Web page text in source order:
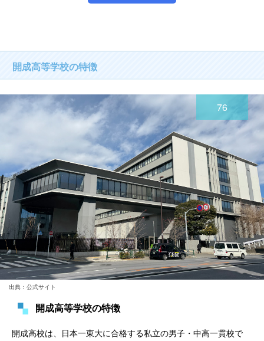
開成高等学校の特徴
76
出典：公式サイト
開成高等学校の特徴
開成高校は、日本一東大に合格する私立の男子・中高一貫校で